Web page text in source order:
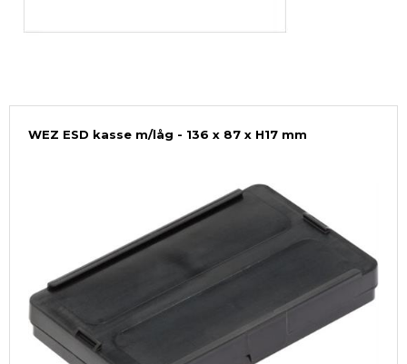
WEZ ESD kasse m/låg - 136 x 87 x H17 mm